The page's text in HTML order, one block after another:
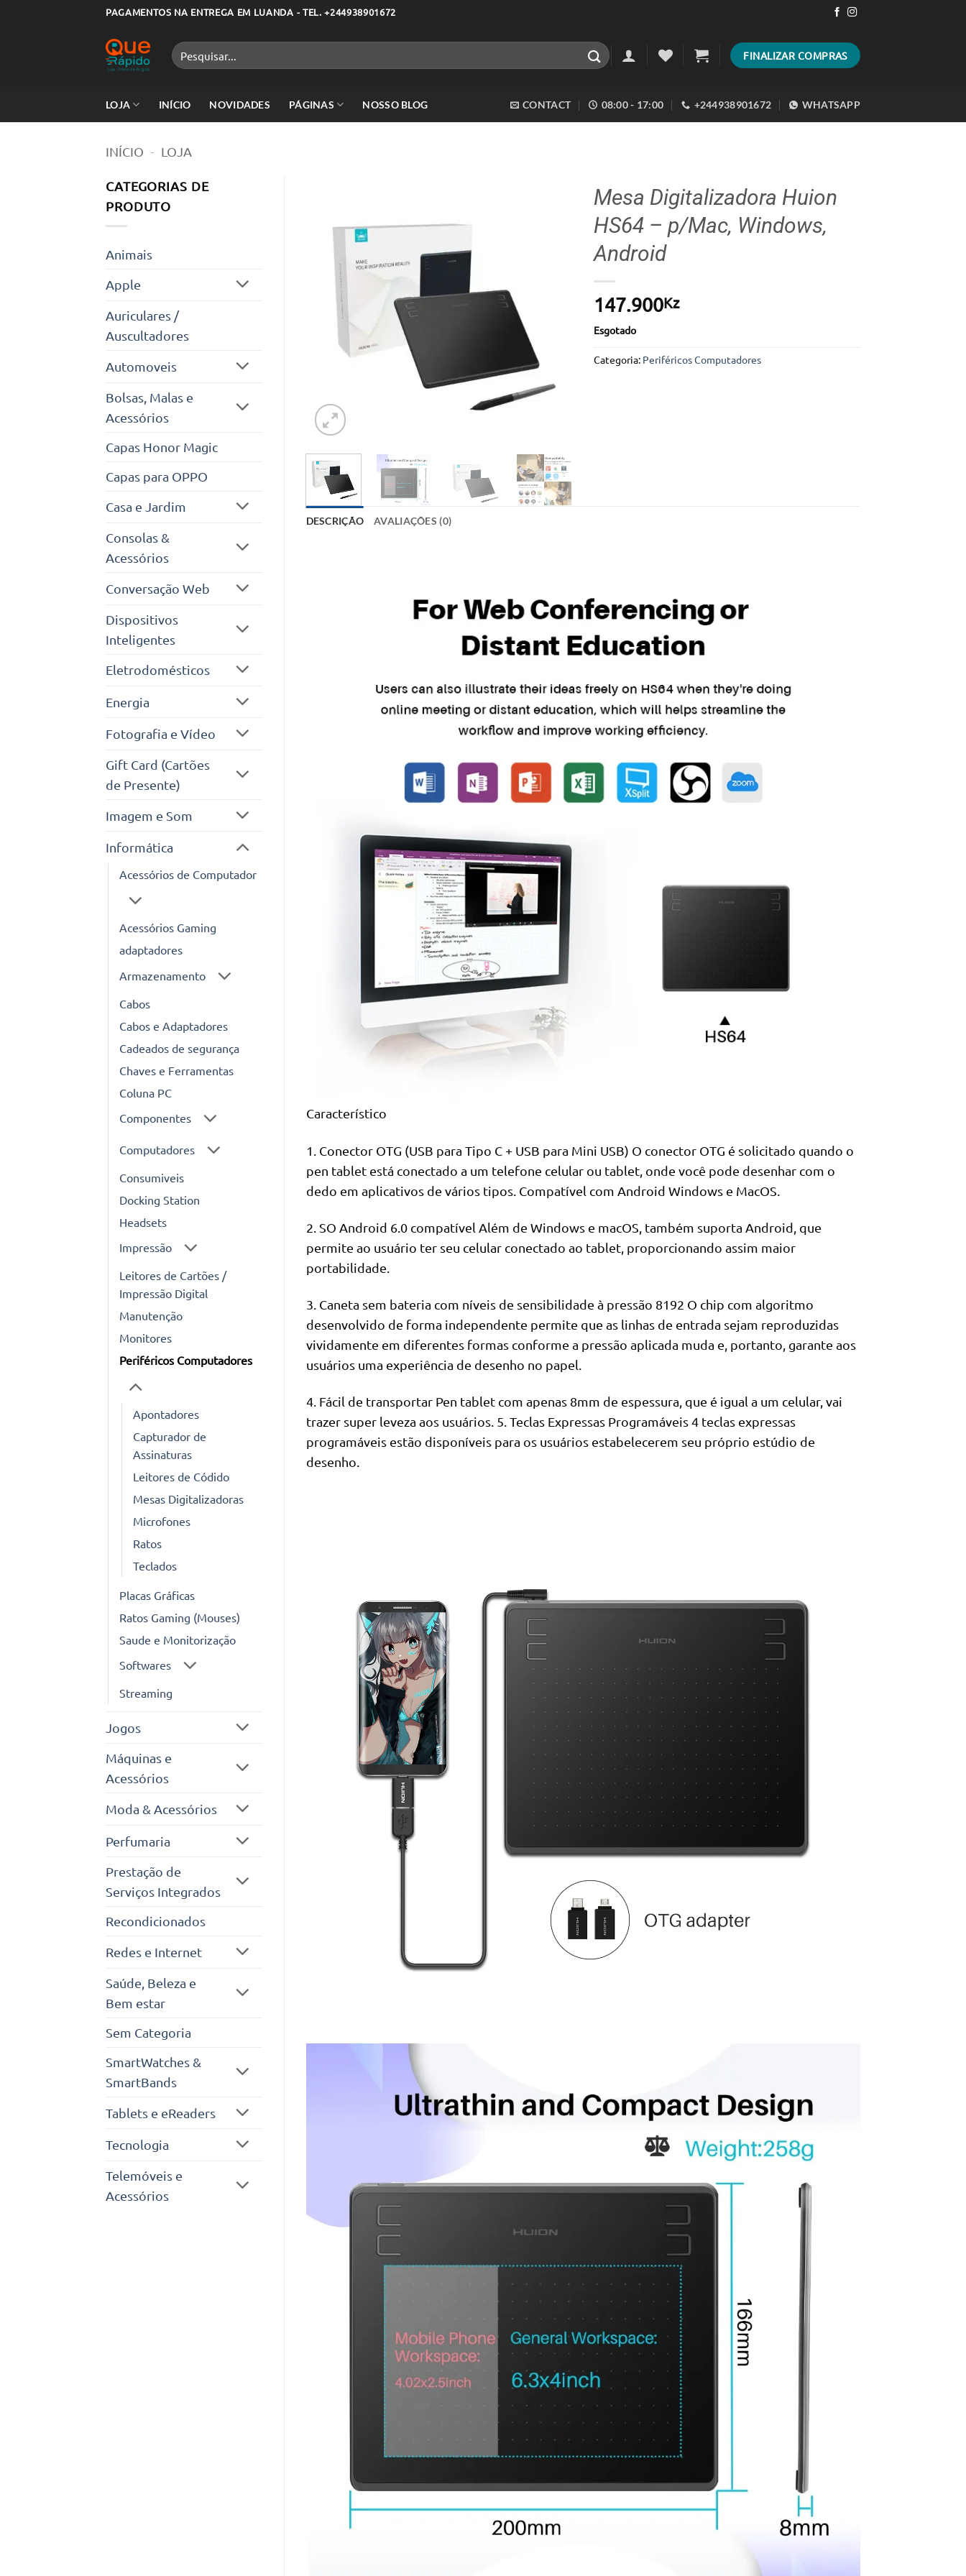
PAGAMENTOS NA ENTREGA EM LUANDA - TEL. +244938901672
Pesquisar
por:
FINALIZAR COMPRAS
LOJA INÍCIO NOVIDADES PÁGINAS NOSSO BLOG CONTACT 08:00 - 17:00 +244938901672 WHATSAPP
INÍCIO - LOJA
CATEGORIAS DE
PRODUTO
Animais
Apple
Auriculares /
Auscultadores
Automoveis
Bolsas, Malas e
Acessórios
Capas Honor Magic
Capas para OPPO
Casa e Jardim
Consolas &
Acessórios
Conversação Web
Dispositivos
Inteligentes
Eletrodomésticos
Energia
Fotografia e Vídeo
Gift Card (Cartões
de Presente)
Imagem e Som
Informática
Acessórios de Computador
Acessórios Gaming
adaptadores
Armazenamento
Cabos
Cabos e Adaptadores
Cadeados de segurança
Chaves e Ferramentas
Coluna PC
Componentes
Computadores
Consumiveis
Docking Station
Headsets
Impressão
Leitores de Cartões /
Impressão Digital
Manutenção
Monitores
Periféricos Computadores
Apontadores
Capturador de
Assinaturas
Leitores de Códido
Mesas Digitalizadoras
Microfones
Ratos
Teclados
Placas Gráficas
Ratos Gaming (Mouses)
Saude e Monitorização
Softwares
Streaming
Jogos
Máquinas e
Acessórios
Moda & Acessórios
Perfumaria
Prestação de
Serviços Integrados
Recondicionados
Redes e Internet
Saúde, Beleza e
Bem estar
Sem Categoria
SmartWatches &
SmartBands
Tablets e eReaders
Tecnologia
Telemóveis e
Acessórios
Mesa Digitalizadora Huion
HS64 – p/Mac, Windows,
Android
147.900Kz
Esgotado
Categoria: Periféricos Computadores
DESCRIÇÃO AVALIAÇÕES (0)
Característico
1. Conector OTG (USB para Tipo C + USB para Mini USB) O conector OTG é solicitado quando o
pen tablet está conectado a um telefone celular ou tablet, onde você pode desenhar com o
dedo em aplicativos de vários tipos. Compatível com Android Windows e MacOS.
2. SO Android 6.0 compatível Além de Windows e macOS, também suporta Android, que
permite ao usuário ter seu celular conectado ao tablet, proporcionando assim maior
portabilidade.
3. Caneta sem bateria com níveis de sensibilidade à pressão 8192 O chip com algoritmo
desenvolvido de forma independente permite que as linhas de entrada sejam reproduzidas
vividamente em diferentes formas conforme a pressão aplicada muda e, portanto, garante aos
usuários uma experiência de desenho no papel.
4. Fácil de transportar Pen tablet com apenas 8mm de espessura, que é igual a um celular, vai
trazer super leveza aos usuários. 5. Teclas Expressas Programáveis 4 teclas expressas
programáveis estão disponíveis para os usuários estabelecerem seu próprio estúdio de
desenho.